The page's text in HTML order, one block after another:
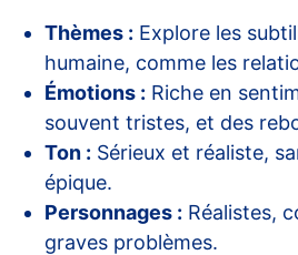
Thèmes : Explore les
humaine, comme les
Émotions : Riche en
souvent tristes, et des
Ton : Sérieux et réaliste,
épique.
Personnages : Réalistes,
graves problèmes.